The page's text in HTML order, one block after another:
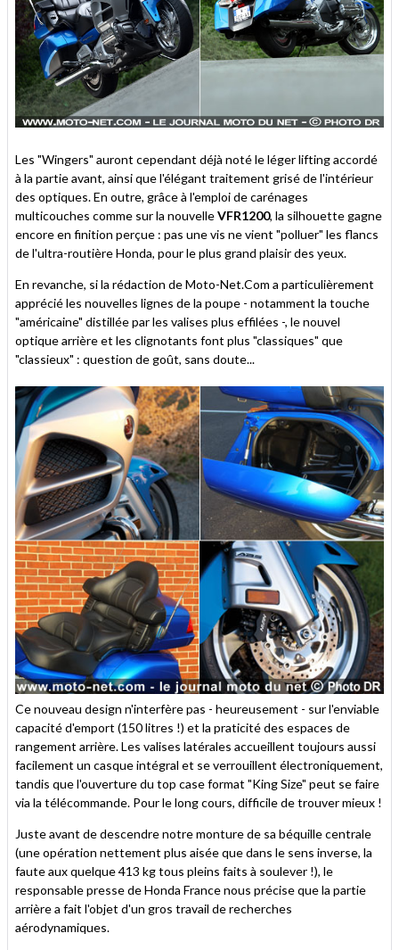
Les "Wingers" auront cependant déjà noté le léger lifting accordé
à la partie avant, ainsi que l'élégant traitement grisé de l'intérieur
des optiques. En outre, grâce à l'emploi de carénages
multicouches comme sur la nouvelleVFR1200, la silhouette gagne
encore en finition perçue : pas une vis ne vient "polluer" les flancs
de l'ultra-routière Honda, pour le plus grand plaisir des yeux.
En revanche, si la rédaction de Moto-Net.Com a particulièrement
apprécié les nouvelles lignes de la poupe - notamment la touche
"américaine" distillée par les valises plus effilées -, le nouvel
optique arrière et les clignotants font plus "classiques" que
"classieux" : question de goût, sans doute...
Ce nouveau design n'interfère pas - heureusement - sur l'enviable
capacité d'emport (150 litres !) et la praticité des espaces de
rangement arrière. Les valises latérales accueillent toujours aussi
facilement un casque intégral et se verrouillent électroniquement,
tandis que l'ouverture du top case format "King Size" peut se faire
via la télécommande. Pour le long cours, difficile de trouver mieux !
Juste avant de descendre notre monture de sa béquille centrale
(une opération nettement plus aisée que dans le sens inverse, la
faute aux quelque 413 kg tous pleins faits à soulever !), le
responsable presse de Honda France nous précise que la partie
arrière a fait l'objet d'un gros travail de recherches
aérodynamiques.